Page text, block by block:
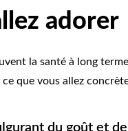
adorer
la santé à long
ce que vous allez
du goût et de